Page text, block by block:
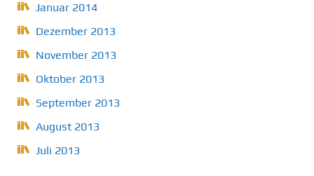
Januar 2014
Dezember 2013
November 2013
Oktober 2013
September 2013
August 2013
Juli 2013